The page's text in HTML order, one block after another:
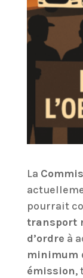
La
pourrait
transport
d’ordre à
minimum
émission,